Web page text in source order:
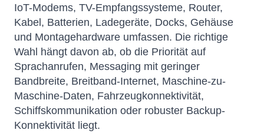
IoT-Modems, TV-Empfangssysteme, Router,
Kabel, Batterien, Ladegeräte, Docks, Gehäuse
und Montagehardware umfassen. Die richtige
Wahl hängt davon ab, ob die Priorität auf
Sprachanrufen, Messaging mit geringer
Bandbreite, Breitband-Internet, Maschine-zu-
Maschine-Daten, Fahrzeugkonnektivität,
Schiffskommunikation oder robuster Backup-
Konnektivität liegt.